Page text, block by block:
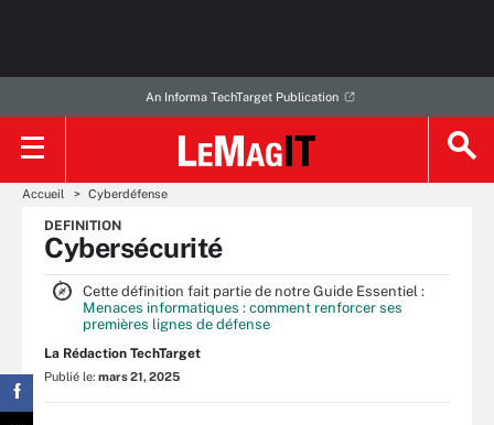
An Informa TechTarget Publication
Accueil Cyberdéfense
DEFINITION
Cybersécurité
Cette définition fait partie de notre Guide Essentiel :
Menaces informatiques : comment renforcer ses
premières lignes de défense
La Rédaction TechTarget
Publié le: mars 21, 2025